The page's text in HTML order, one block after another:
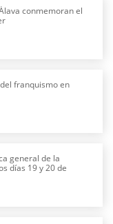
conmemoran el
franquismo en
general de la
días 19 y 20 de